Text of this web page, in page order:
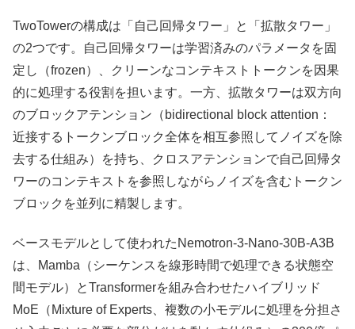
TwoTowerの構成は「自己回帰タワー」と「拡散タワー」
の2つです。自己回帰タワーは学習済みのパラメータを固
定し（frozen）、クリーンなコンテキストトークンを因果
的に処理する役割を担います。一方、拡散タワーは双方向
のブロックアテンション（bidirectional block attention：
近接するトークンブロック全体を相互参照してノイズを除
去する仕組み）を持ち、クロスアテンションで自己回帰タ
ワーのコンテキストを参照しながらノイズを含むトークン
ブロックを並列に精製します。
ベースモデルとして使われたNemotron-3-Nano-30B-A3B
は、Mamba（シーケンスを線形時間で処理できる状態空
間モデル）とTransformerを組み合わせたハイブリッド
MoE（Mixture of Experts、複数の小モデルに処理を分担さ